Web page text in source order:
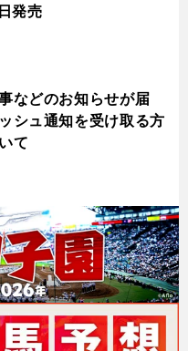
発売
などのお知らせが届
シュ通知を受け取る方
て